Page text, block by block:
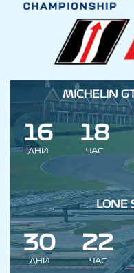
MICHELIN
16
ДНИ
18
ЧАС
LONE
30
ДНИ
22
ЧАС